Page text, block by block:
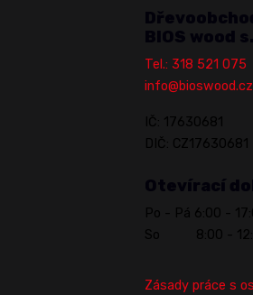
BIOS wood
Tel.: 318 521 075
info@bioswood.cz
IČ: 17630681
DIČ: CZ17630681
Otevírací
Po - Pá 6:00 -
So 8:00 -
Zásady práce s